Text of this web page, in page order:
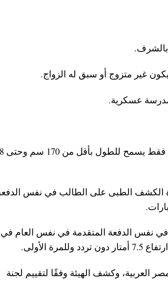
بالشرف.
غير متزوج أو سبق له الزواج.
عسكرية.
-ألا يقل الطول
الكشف الطبى على الطالب في نفس
في نفس الدفعة المتقدمة في نفس العام
الأولى.
العربية، وكشف الهيئة وفقًا لتقييم لجنة